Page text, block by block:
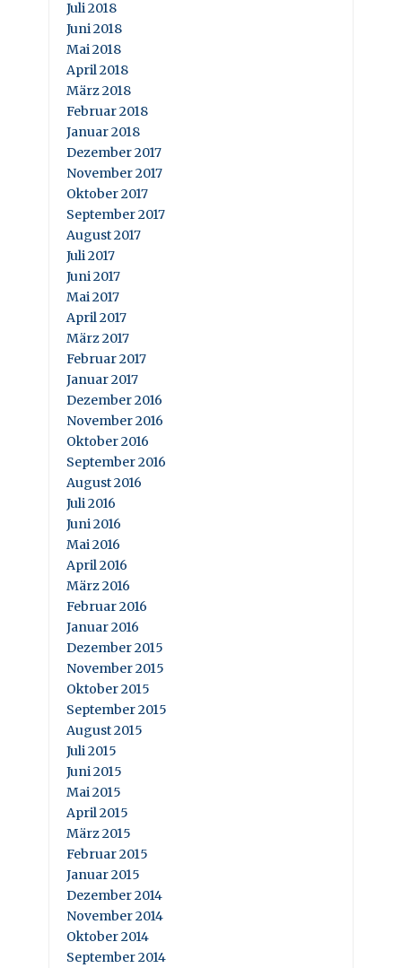
Juli 2018
Juni 2018
Mai 2018
April 2018
März 2018
Februar 2018
Januar 2018
Dezember 2017
November 2017
Oktober 2017
September 2017
August 2017
Juli 2017
Juni 2017
Mai 2017
April 2017
März 2017
Februar 2017
Januar 2017
Dezember 2016
November 2016
Oktober 2016
September 2016
August 2016
Juli 2016
Juni 2016
Mai 2016
April 2016
März 2016
Februar 2016
Januar 2016
Dezember 2015
November 2015
Oktober 2015
September 2015
August 2015
Juli 2015
Juni 2015
Mai 2015
April 2015
März 2015
Februar 2015
Januar 2015
Dezember 2014
November 2014
Oktober 2014
September 2014